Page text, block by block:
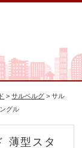
>サルベルグ > サル
グル
薄型スタ